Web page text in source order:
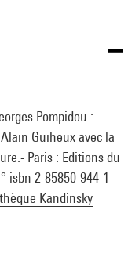
Pompidou :
Guiheux avec la
Paris : Editions du
isbn 2-85850-944-1
Kandinsky